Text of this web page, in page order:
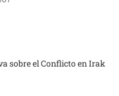
sobre el Conflicto en Irak